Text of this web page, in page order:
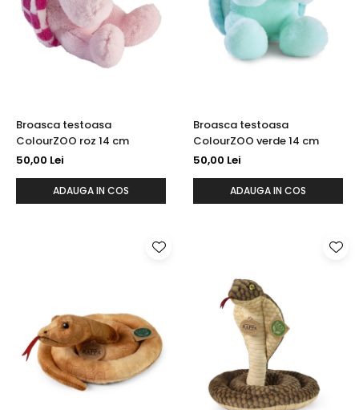
Broasca testoasa
ColourZOO roz 14 cm
50,00 Lei
ADAUGA IN COS
Broasca testoasa
ColourZOO verde 14 cm
50,00 Lei
ADAUGA IN COS